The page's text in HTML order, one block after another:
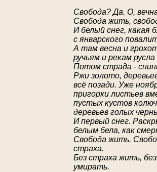
Свобода? Да. О,
Свобода жить,
И белый снег, какая
с январского
А там весна и
ручьям и рекам
Потом страда -
Ржи золото,
всё позади. Уже
пригорки листьев
пустых кустов
деревьев голых
И первый снег.
белым бела, как
Свобода жить.
страха.
Без страха жить,
умирать.